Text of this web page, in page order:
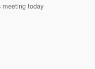
meeting today